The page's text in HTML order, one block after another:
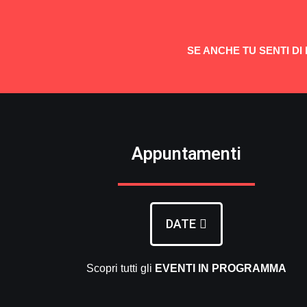
SE ANCHE TU SENTI
Appuntamenti
DATE
Scopri tutti gli EVENTI IN PROGRAMMA